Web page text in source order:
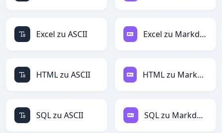
Excel zu ASCII Excel zu Markdown
HTML zu ASCII HTML zu Markdown
SQL zu ASCII SQL zu Markdown